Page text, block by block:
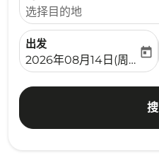
选择目的地
出发
fc-booking-departure-
2026年08月14日(周五)
today